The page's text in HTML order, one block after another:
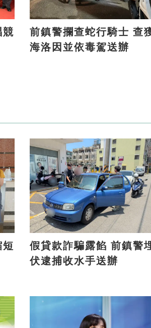
前鎮警攔查蛇行騎士 查獲
海洛因並依毒駕送辦
假貸款詐騙露餡 前鎮警埋
伏逮捕收水手送辦